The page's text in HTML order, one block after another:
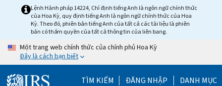
Lệnh Hành pháp 14224, Chỉ định tiếng Anh là ngôn ngữ chính thức
của Hoa Kỳ, quy định tiếng Anh là ngôn ngữ chính thức của Hoa
Kỳ. Theo đó, phiên bản tiếng Anh của tất cả các tài liệu là phiên
bản có thẩm quyền của tất cả thông tin của liên bang.
Một trang web chính thức của chính phủ Hoa Kỳ
Đây là cách bạn biết
TÌM KIẾM ĐĂNG NHẬP DANH MỤC